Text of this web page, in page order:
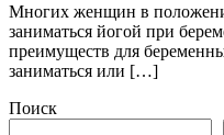
Многих женщин в
заниматься йогой при
преимуществ для
заниматься или […]
Поиск